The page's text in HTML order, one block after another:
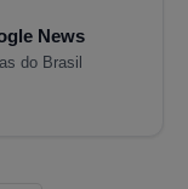
News
do Brasil